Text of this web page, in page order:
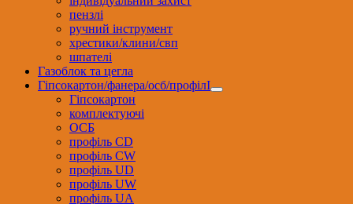
пензлі
ручний інструмент
хрестики/клини/свп
шпателі
Газоблок та цегла
Гіпсокартон/фанера/осб/профілІ
Гіпсокартон
комплектуючі
ОСБ
профіль CD
профіль CW
профіль UD
профіль UW
профіль UА